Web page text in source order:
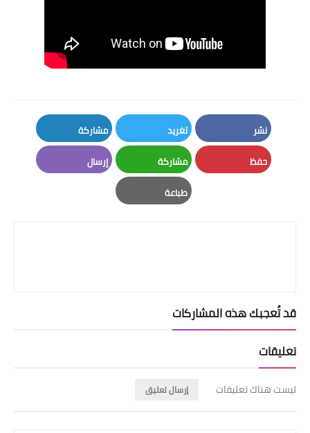
نشر
Facebook
تغريد
Twitter
مشاركة
LinkedIn
حفظ مشاركة
Whatsapp
إرسال
طباعة
قد تُعجبك هذه المشاركات
تعليقات
ليست هناك تعليقات إرسال تعليق